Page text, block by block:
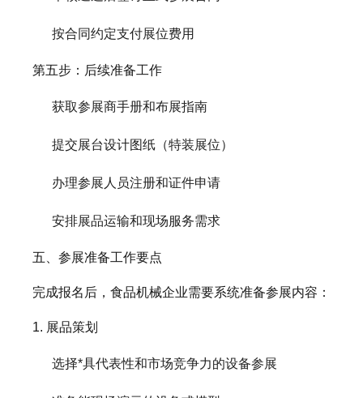
按合同约定支付展位费用
第五步：后续准备工作
获取参展商手册和布展指南
提交展台设计图纸（特装展位）
办理参展人员注册和证件申请
安排展品运输和现场服务需求
五、参展准备工作要点
完成报名后，食品机械企业需要系统准备参展内容：
1. 展品策划
选择*具代表性和市场竞争力的设备参展